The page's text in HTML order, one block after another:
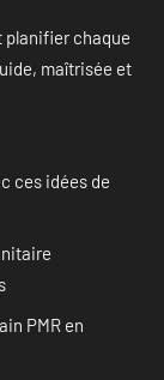
planifier chaque
maîtrisée et
ces idées de
PMR en